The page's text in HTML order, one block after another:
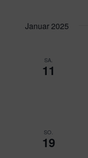
Januar 2025
SA.
11
SO.
19